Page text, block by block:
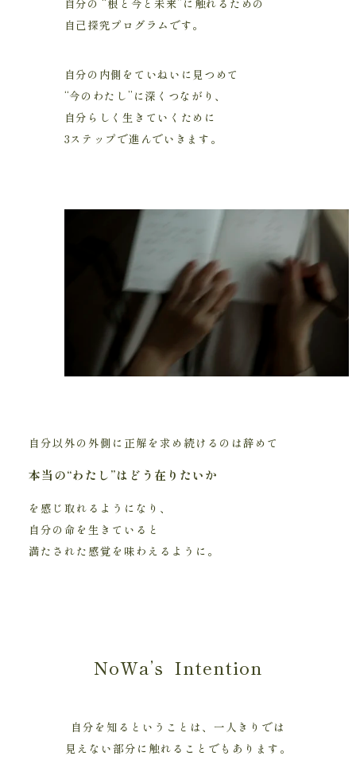
自分の “根と今と未来”に触れるための
自己探究プログラムです。
自分の内側をていねいに見つめて
“今のわたし”に深くつながり、
自分らしく生きていくために
3ステップで進んでいきます。
自分以外の外側に正解を求め続けるのは辞めて
本当の“わたし”はどう在りたいか
を感じ取れるようになり、
自分の命を生きていると
満たされた感覚を味わえるように。
NoWa’s Intention
自分を知るということは、一人きりでは
見えない部分に触れることでもあります。